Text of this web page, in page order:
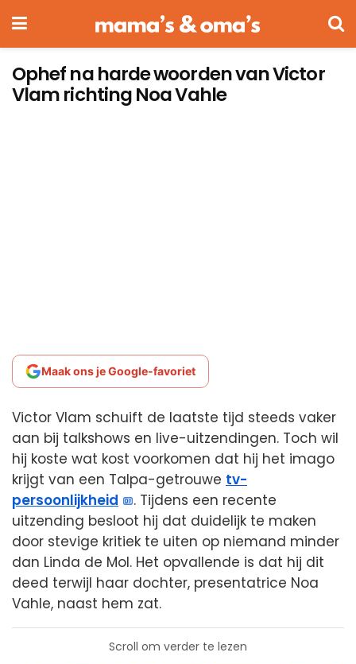
Ophef na harde woorden van Victor
Vlam richting Noa Vahle
Maak ons je Google-favoriet
Victor Vlam schuift de laatste tijd steeds vaker
aan bij talkshows en live-uitzendingen. Toch wil
hij koste wat kost voorkomen dat hij het imago
krijgt van een Talpa-getrouwe tv-
persoonlijkheid
. Tijdens een recente
uitzending besloot hij dat duidelijk te maken
door stevige kritiek te uiten op niemand minder
dan Linda de Mol. Het opvallende is dat hij dit
deed terwijl haar dochter, presentatrice Noa
Vahle, naast hem zat.
Scroll om verder te lezen